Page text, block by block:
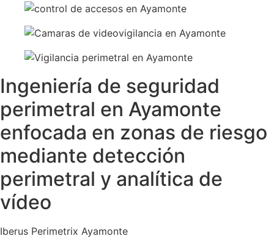
Ingeniería de seguridad
perimetral en Ayamonte
enfocada en zonas de riesgo
mediante detección
perimetral y analítica de
vídeo
Iberus Perimetrix Ayamonte